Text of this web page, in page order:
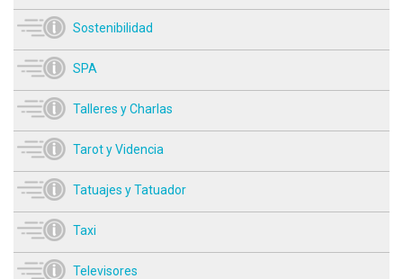
Sostenibilidad
SPA
Talleres y Charlas
Tarot y Videncia
Tatuajes y Tatuador
Taxi
Televisores